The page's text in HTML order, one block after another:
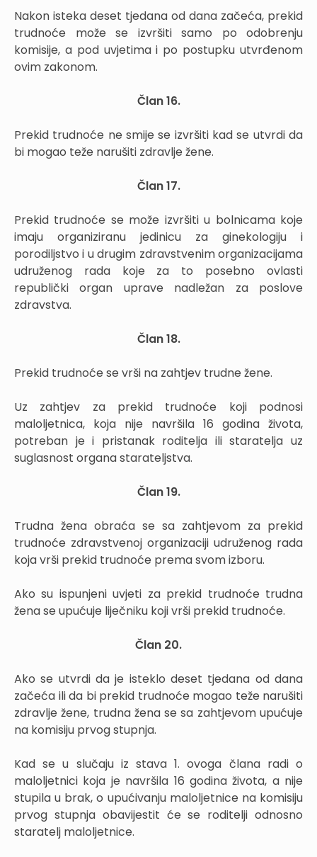
Nakon isteka deset tjedana od dana začeća, prekid
trudnoće može se izvršiti samo po odobrenju
komisije, a pod uvjetima i po postupku utvrđenom
ovim zakonom.
Član 16.
Prekid trudnoće ne smije se izvršiti kad se utvrdi da
bi mogao teže narušiti zdravlje žene.
Član 17.
Prekid trudnoće se može izvršiti u bolnicama koje
imaju organiziranu jedinicu za ginekologiju i
porodiljstvo i u drugim zdravstvenim organizacijama
udruženog rada koje za to posebno ovlasti
republički organ uprave nadležan za poslove
zdravstva.
Član 18.
Prekid trudnoće se vrši na zahtjev trudne žene.
Uz zahtjev za prekid trudnoće koji podnosi
maloljetnica, koja nije navršila 16 godina života,
potreban je i pristanak roditelja ili staratelja uz
suglasnost organa starateljstva.
Član 19.
Trudna žena obraća se sa zahtjevom za prekid
trudnoće zdravstvenoj organizaciji udruženog rada
koja vrši prekid trudnoće prema svom izboru.
Ako su ispunjeni uvjeti za prekid trudnoće trudna
žena se upućuje liječniku koji vrši prekid trudnoće.
Član 20.
Ako se utvrdi da je isteklo deset tjedana od dana
začeća ili da bi prekid trudnoće mogao teže narušiti
zdravlje žene, trudna žena se sa zahtjevom upućuje
na komisiju prvog stupnja.
Kad se u slučaju iz stava 1. ovoga člana radi o
maloljetnici koja je navršila 16 godina života, a nije
stupila u brak, o upućivanju maloljetnice na komisiju
prvog stupnja obavijestit će se roditelji odnosno
staratelj maloljetnice.